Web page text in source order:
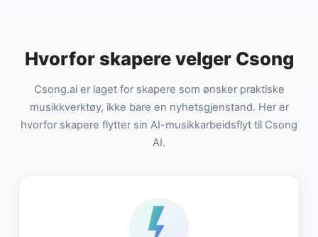
Hvorfor skapere velger Csong
Csong.ai er laget for skapere som ønsker praktiske
musikkverktøy, ikke bare en nyhetsgjenstand. Her er
hvorfor skapere flytter sin AI-musikkarbeidsflyt til Csong
AI.